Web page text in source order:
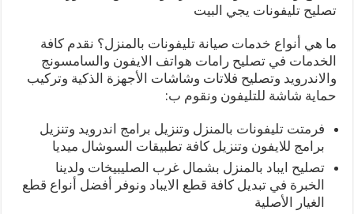
تصليح تليفونات يجي البيت
ما هي أنواع خدمات صيانة تليفونات بالمنزل؟ نقدم كافة
الخدمات في تصليح رامات هواتف الايفون والسامسونج
والاندرويد وتصليح فلاتات وشاشات الأجهزة الذكية وتركيب
حماية شاشة للتليفون ونقوم ب:
فرمتت تليفونات بالمنزل وتنزيل برامج اندرويد وتنزيل
برامج للايفون وتنزيل كافة تطبيقات السوشال ميديا
تصليح ايباد بالمنزل بشمال غرب الصليبيخات ولدينا
الخبرة في تبديل كافة قطع الايباد ونوفر أفضل أنواع قطع
الغيار الأصلية